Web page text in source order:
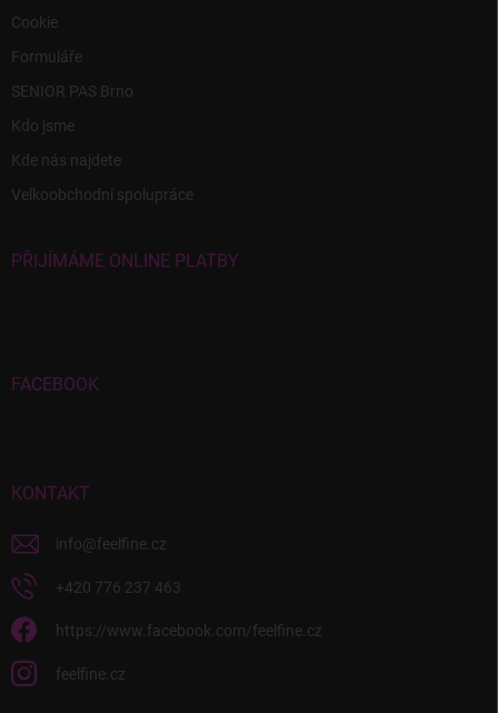
Cookie
Formuláře
SENIOR PAS Brno
Kdo jsme
Kde nás najdete
Velkoobchodní spolupráce
PŘIJÍMÁME ONLINE PLATBY
FACEBOOK
KONTAKT
info@feelfine.cz
+420 776 237 463
https://www.facebook.com/feelfine.cz
feelfine.cz